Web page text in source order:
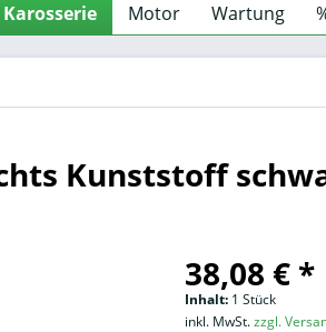
Karosserie Motor Wartung
Kunststoff
38,08 € *
Inhalt: 1 Stück
inkl. MwSt.zzgl.